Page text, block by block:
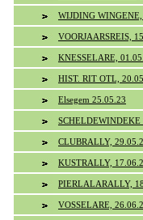
WIJDING
VOORJAARSREIS,
KNESSELARE,
HIST. RIT OTL,
Elsegem 25.05.23
SCHELDEWINDEKE
CLUBRALLY,
KUSTRALLY,
PIERLALARALLY,
VOSSELARE,